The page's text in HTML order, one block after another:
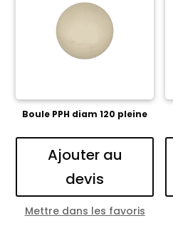
Boule PPH diam 120 pleine
Ajouter au
devis
Mettre dans les favoris